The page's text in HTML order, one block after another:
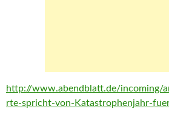
http://www.abendblatt.de/incoming/
rte-spricht-von-Katastrophenjahr-